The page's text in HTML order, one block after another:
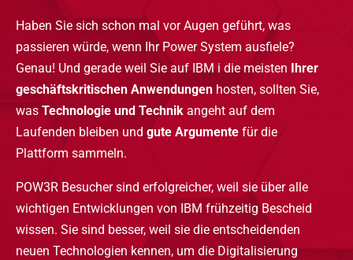
Haben Sie sich schon mal vor Augen geführt, was
passieren würde, wenn Ihr Power System ausfiele?
Genau! Und gerade weil Sie auf IBM i die meisten Ihrer
geschäftskritischen Anwendungen hosten, sollten Sie,
was Technologie und Technik angeht auf dem
Laufenden bleiben und gute Argumente für die
Plattform sammeln.
POW3R Besucher sind erfolgreicher, weil sie über alle
wichtigen Entwicklungen von IBM frühzeitig Bescheid
wissen. Sie sind besser, weil sie die entscheidenden
neuen Technologien kennen, um die Digitalisierung